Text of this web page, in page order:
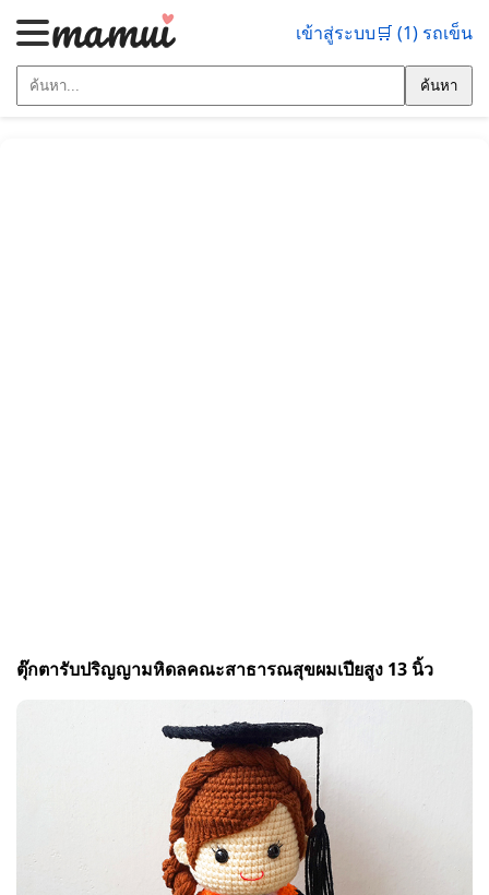
เข้าสู่ระบบ🛒 (1) รถเข็น
ค้นหา
ตุ๊กตารับปริญญามหิดลคณะสาธารณสุขผมเปียสูง 13 นิ้ว